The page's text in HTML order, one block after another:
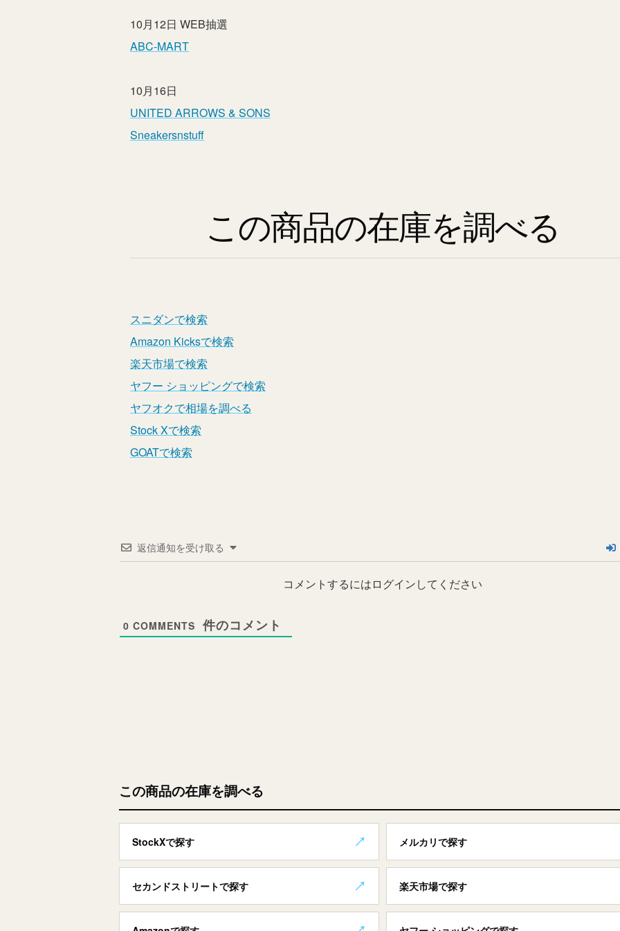
10月12日 WEB抽選
ABC-MART
10月16日
UNITED ARROWS & SONS
Sneakersnstuff
この商品の在庫を調べる
スニダンで検索
Amazon Kicksで検索
楽天市場で検索
ヤフー ショッピングで検索
ヤフオクで相場を調べる
Stock Xで検索
GOATで検索
この商品の在庫を調べる
StockXで探す メルカリで探す
セカンドストリートで探す 楽天市場で探す
返信通知を受け取る
コメントするにはログインしてください
0 COMMENTS